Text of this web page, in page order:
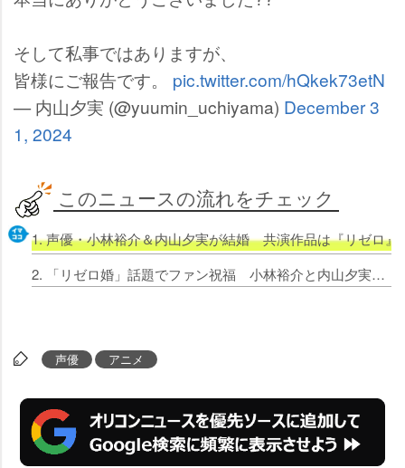
そして私事ではありますが、
皆様にご報告です。 pic.twitter.com/hQkek73etN
— 内山夕実 (@yuumin_uchiyama) December 3
1, 2024
このニュースの流れをチェック
1. 声優・小林裕介＆内山夕実が結婚 共演作品は『リゼロ』
2. 「リゼロ婚」話題でファン祝福 小林裕介と内山夕実が結婚！共演作で近しい間柄「おめでたいな～」
声優 アニメ